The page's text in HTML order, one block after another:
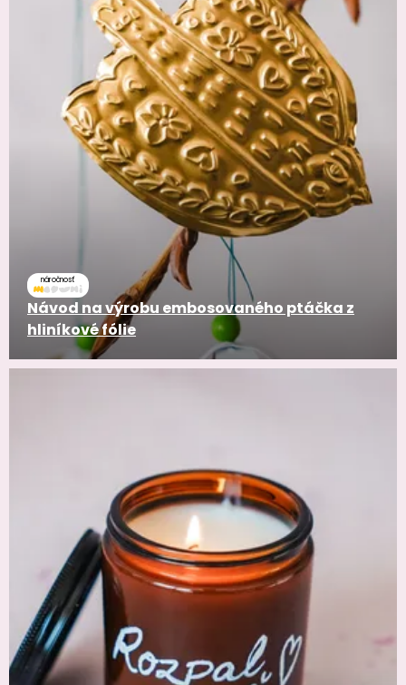
náročnosť
Návod na výrobu embosovaného ptáčka z
hliníkové fólie